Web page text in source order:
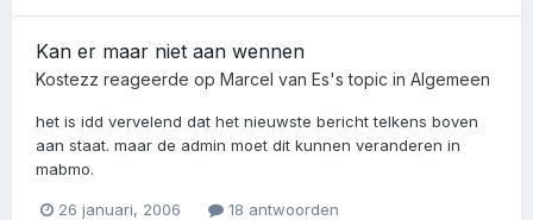
Kan er maar niet aan wennen
Kostezz reageerde op Marcel van Es's topic in Algemeen
het is idd vervelend dat het nieuwste bericht telkens boven
aan staat. maar de admin moet dit kunnen veranderen in
mabmo.
26 januari, 2006 18 antwoorden